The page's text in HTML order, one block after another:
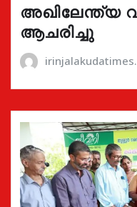
അഖിലേന്ത്യ
ആചരിച്ചു